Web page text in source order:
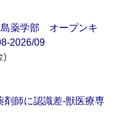
薬学部 オープンキ
2026/09
)
剤師に認識差‐獣医療専